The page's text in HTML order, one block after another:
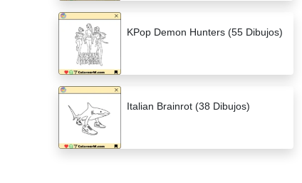
KPop Demon Hunters (55 Dibujos)
Italian Brainrot (38 Dibujos)